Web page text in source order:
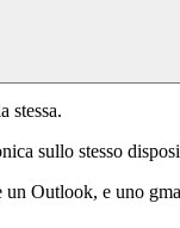
stessa.
sullo stesso
un Outlook, e uno